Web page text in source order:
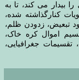
بیدار می کند، تا به
کنارگذاشته شده،
تبعیض، زدودن ظلم،
اموال کره خاک،
تقسیمات جغرافیایی،